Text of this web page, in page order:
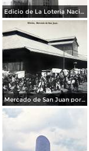
Edicio de La Loteria Nacional Ciudad de México Abril de 1964
Mercado de San Juan por el fotografo Felix Miret